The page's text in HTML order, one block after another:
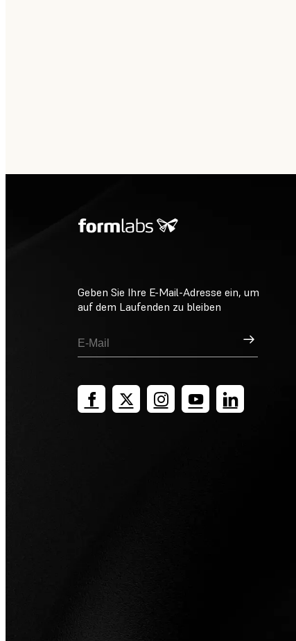
Geben Sie Ihre E-Mail-Adresse ein, um
auf dem Laufenden zu bleiben
Registrieren